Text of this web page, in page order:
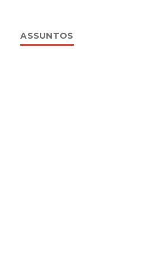
ASSUNTOS